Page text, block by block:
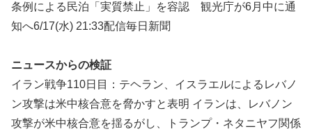
条例による民泊「実質禁止」を容認 観光庁が6月中に通
知へ6/17(水) 21:33配信毎日新聞
ニュースからの検証
イラン戦争110日目：テヘラン、イスラエルによるレバノ
ン攻撃は米中核合意を脅かすと表明 イランは、レバノン
攻撃が米中核合意を揺るがし、トランプ・ネタニヤフ関係